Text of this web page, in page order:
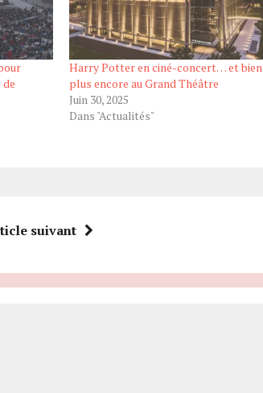
Harry Potter en ciné-concert… et bien
plus encore au Grand Théâtre
Juin 30, 2025
Dans "Actualités"
suivant